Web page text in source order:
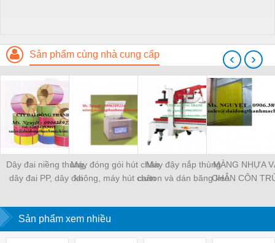
Sản phẩm cùng nhà cung cấp
Dây đai niềng thùng,
dây đai PP, dây đai
Máy đóng gói hút chân
không, máy hút chân
Máy đậy nắp thùng
carton và dán băng keo
MÀNG NHỰA
CHẮN CÔN
KHO LẠNH,
‹ ›
Sản phẩm xem nhiều